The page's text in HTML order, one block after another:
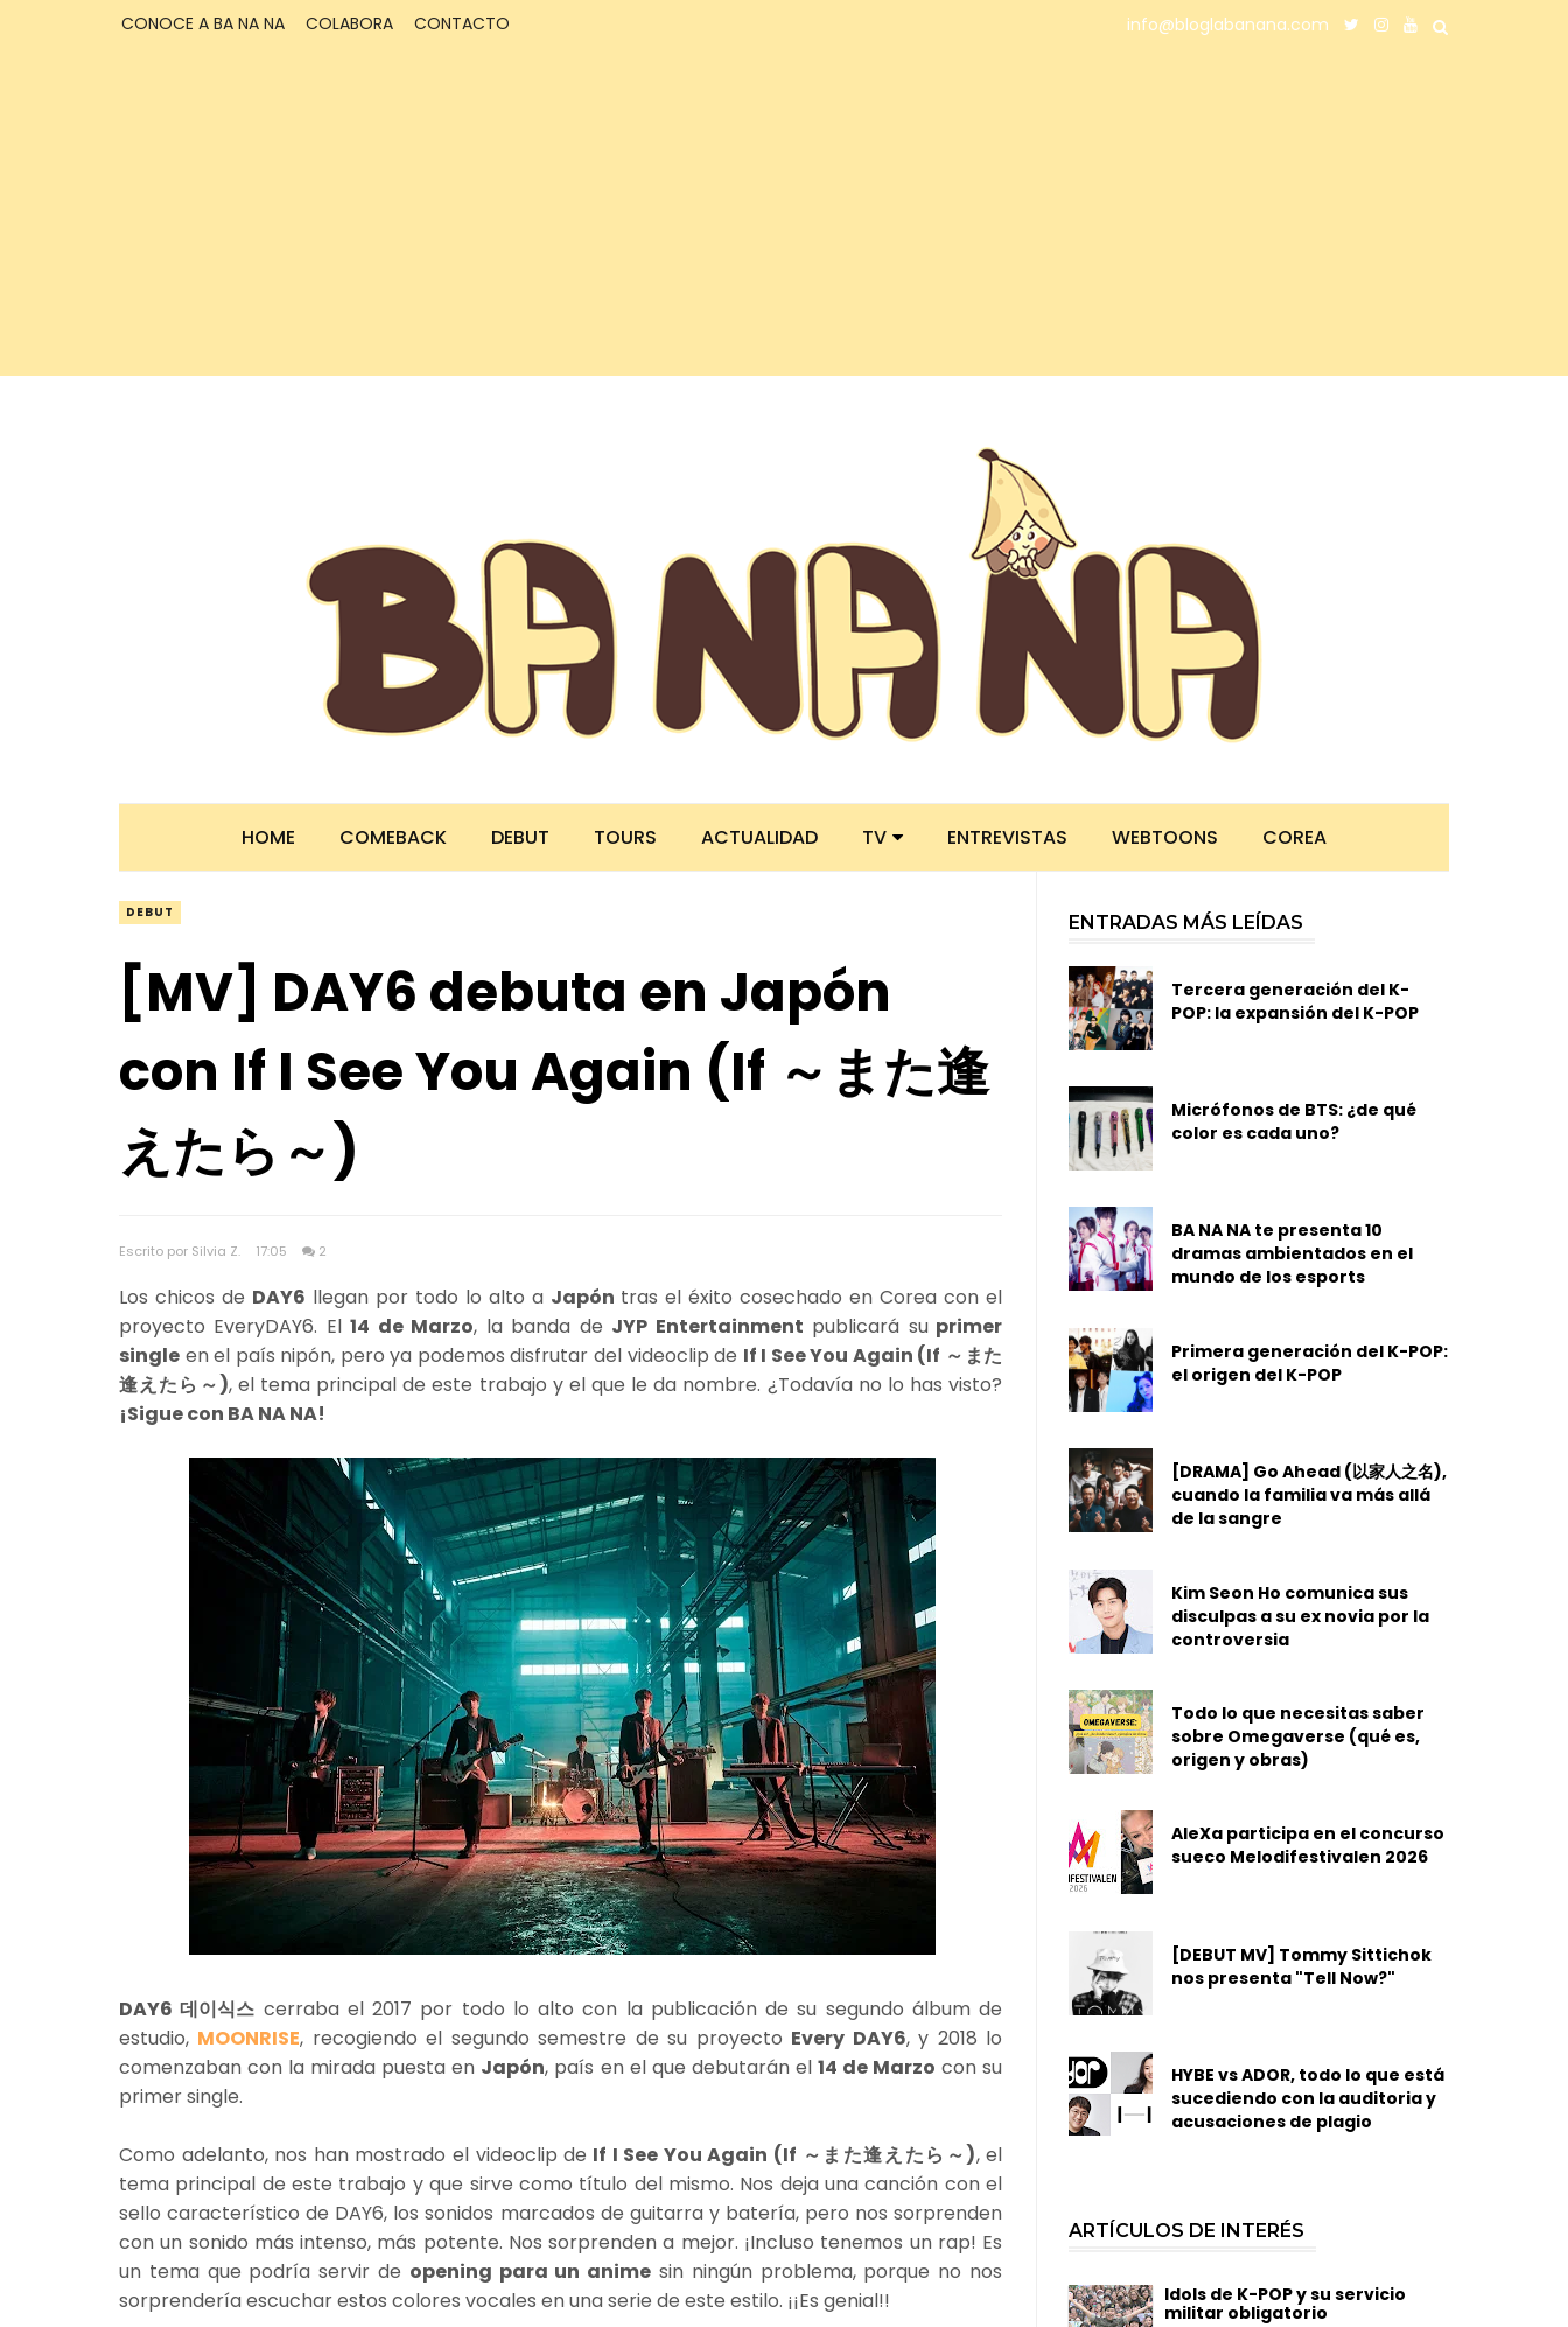
CONOCE A BA NA NA COLABORA CONTACTO info@bloglabanana.com
HOME COMEBACK DEBUT TOURS ACTUALIDAD TV ENTREVISTAS WEBTOONS COREA
DEBUT
[MV] DAY6 debuta en Japón
con If I See You Again (If ～また逢
えたら～)
Escrito por Silvia Z. 17:05 2
Los chicos de DAY6 llegan por todo lo alto a Japón tras el éxito cosechado en Corea con el
proyecto EveryDAY6. El14 de Marzo, la banda de JYP Entertainment publicará suprimer
single en el país nipón, pero ya podemos disfrutar del videoclip de If I See You Again (If ～また
逢えたら～), el tema principal de este trabajo y el que le da nombre. ¿Todavía no lo has visto?
¡Sigue con BA NA NA!
DAY6 데이식스 cerraba el 2017 por todo lo alto con la publicación de su segundo álbum de
estudio, MOONRISE, recogiendo el segundo semestre de su proyecto Every DAY6, y 2018 lo
comenzaban con la mirada puesta en Japón, país en el que debutarán el 14 de Marzo con su
primer single.
Como adelanto, nos han mostrado el videoclip de If I See You Again (If ～また逢えたら～), el
tema principal de este trabajo y que sirve como título del mismo. Nos deja una canción con el
sello característico de DAY6, los sonidos marcados de guitarra y batería, pero nos sorprenden
con un sonido más intenso, más potente. Nos sorprenden a mejor. ¡Incluso tenemos un rap! Es
un tema que podría servir de opening para un anime sin ningún problema, porque no nos
sorprendería escuchar estos colores vocales en una serie de este estilo. ¡¡Es genial!!
ENTRADAS MÁS LEÍDAS
Tercera generación del K-
POP: la expansión del K-POP
Micrófonos de BTS: ¿de qué
color es cada uno?
BA NA NA te presenta 10
dramas ambientados en el
mundo de los esports
Primera generación del K-POP:
el origen del K-POP
[DRAMA] Go Ahead (以家人之名),
cuando la familia va más allá
de la sangre
Kim Seon Ho comunica sus
disculpas a su ex novia por la
controversia
Todo lo que necesitas saber
sobre Omegaverse (qué es,
origen y obras)
AleXa participa en el concurso
sueco Melodifestivalen 2026
[DEBUT MV] Tommy Sittichok
nos presenta "Tell Now?"
HYBE vs ADOR, todo lo que está
sucediendo con la auditoria y
acusaciones de plagio
ARTÍCULOS DE INTERÉS
Idols de K-POP y su servicio
militar obligatorio